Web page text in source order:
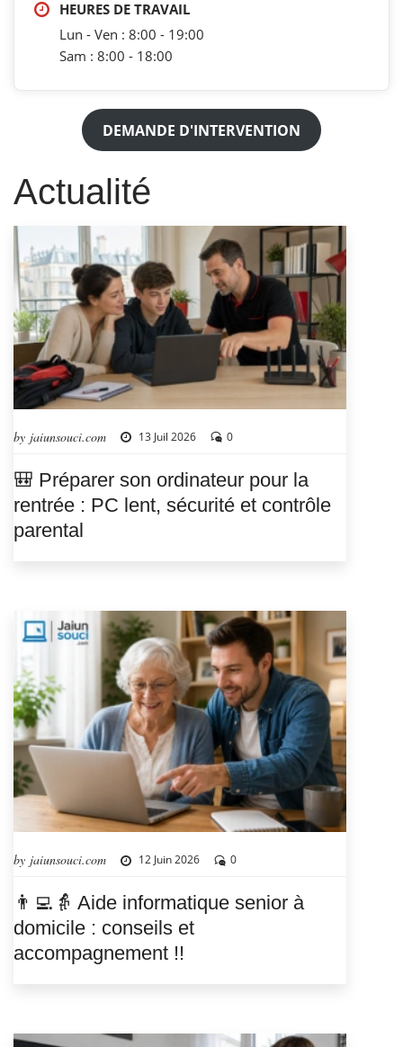
HEURES DE TRAVAIL
Lun - Ven : 8:00 - 19:00
Sam : 8:00 - 18:00
DEMANDE D'INTERVENTION
Actualité
by jaiunsouci.com 13 Juil 2026 0
🎒 Préparer son ordinateur pour la
rentrée : PC lent, sécurité et contrôle
parental
by jaiunsouci.com 12 Juin 2026 0
👨‍💻👵 Aide informatique senior à
domicile : conseils et
accompagnement !!